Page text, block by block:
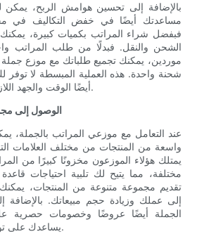
بالإضافة إلى تحسين هوامش الربح، يمكن
مساعدتك أيضًا في خفض التكاليف في
فبفضل شراء المراتب بكميات كبيرة،
الشحن والنقل. فبدلًا من طلب المراتب
موردين، يمكنك تجميع طلباتك مع موزع
شحنة واحدة. هذه العملية المبسطة لا
أيضًا الوقت والجهد اللازمين لإدارة طلبات متعددة.
الوصول إلى
عند التعامل مع موزعي المراتب بالجملة،
واسعة من المنتجات من مختلف العلامات
يمتلك هؤلاء الموزعون مخزونًا كبيرًا من
مختلفة، مما يتيح لك تلبية احتياجات
تقديم مجموعة متنوعة من المنتجات،
إلى عملك وزيادة حجم مبيعاتك. بالإضافة
الجملة أيضًا عروضًا وخصومات حصرية
يساعدك على توفير المال وزيادة إيراداتك.